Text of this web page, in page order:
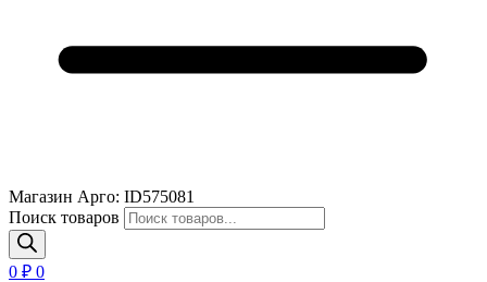
Магазин Арго: ID575081
Поиск товаров
0 ₽ 0